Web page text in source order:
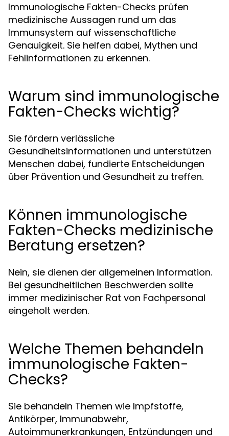
Immunologische Fakten-Checks prüfen
medizinische Aussagen rund um das
Immunsystem auf wissenschaftliche
Genauigkeit. Sie helfen dabei, Mythen und
Fehlinformationen zu erkennen.
Warum sind immunologische
Fakten-Checks wichtig?
Sie fördern verlässliche
Gesundheitsinformationen und unterstützen
Menschen dabei, fundierte Entscheidungen
über Prävention und Gesundheit zu treffen.
Können immunologische
Fakten-Checks medizinische
Beratung ersetzen?
Nein, sie dienen der allgemeinen Information.
Bei gesundheitlichen Beschwerden sollte
immer medizinischer Rat von Fachpersonal
eingeholt werden.
Welche Themen behandeln
immunologische Fakten-
Checks?
Sie behandeln Themen wie Impfstoffe,
Antikörper, Immunabwehr,
Autoimmunerkrankungen, Entzündungen und